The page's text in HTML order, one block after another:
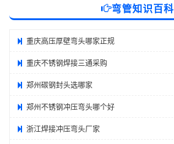
弯管知识百科
重庆高压厚壁弯头哪家正规
重庆不锈钢焊接三通采购
郑州碳钢封头选哪家
郑州不锈钢冲压弯头哪个好
浙江焊接冲压弯头厂家